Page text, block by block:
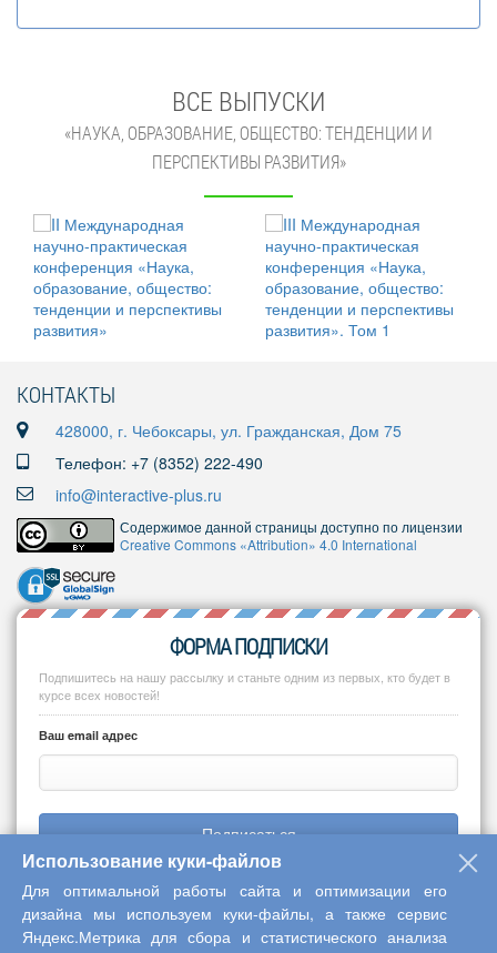
ВСЕ ВЫПУСКИ
«НАУКА, ОБРАЗОВАНИЕ, ОБЩЕСТВО: ТЕНДЕНЦИИ И
ПЕРСПЕКТИВЫ РАЗВИТИЯ»
КОНТАКТЫ
428000, г. Чебоксары, ул. Гражданская, Дом 75
Телефон: +7 (8352) 222-490
info@interactive-plus.ru
Содержимое данной страницы доступно по лицензии
Creative Commons «Attribution» 4.0 International
ФОРМА ПОДПИСКИ
Подпишитесь на нашу рассылку и станьте одним из первых, кто будет в
курсе всех новостей!
Ваш email адрес
Подписаться
Copyright © 2013-2026 Центр научного сотрудничества «Интерактив
Использование куки-файлов
Для оптимальной работы сайта и оптимизации его
дизайна мы используем куки-файлы, а также сервис
Яндекс.Метрика для сбора и статистического анализа